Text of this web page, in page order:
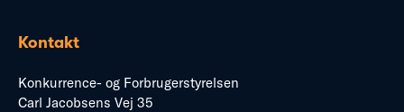
Kontakt
Konkurrence- og Forbrugerstyrelsen
Carl Jacobsens Vej 35